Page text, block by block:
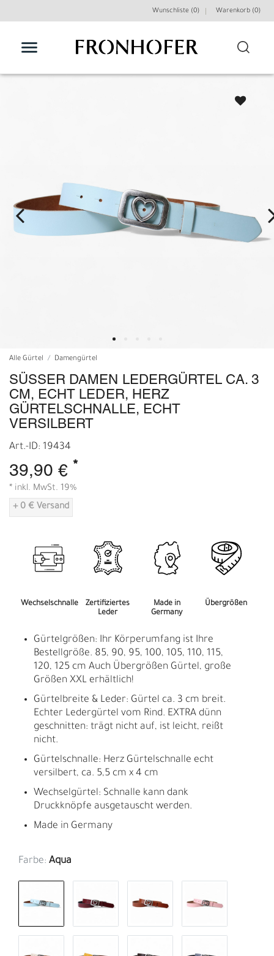
Wunschliste (0) Warenkorb (0)
Alle Gürtel Damengürtel
SÜSSER DAMEN LEDERGÜRTEL CA. 3 C
M, ECHT LEDER, HERZ G
ÜRTELSCHNALLE, ECHT V
ERSILBERT
Art.-ID: 19434
39,90 € *
* inkl. MwSt. 19%
+ 0 € Versand
Wechselschnalle
Zertifiziertes
Leder
Made in
Germany
Übergrößen
Gürtelgrößen: Ihr Körperumfang ist Ihre
Bestellgröße. 85, 90, 95, 100, 105, 110, 115,
120, 125 cm Auch Übergrößen Gürtel, große
Größen XXL erhältlich!
Gürtelbreite & Leder: Gürtel ca. 3 cm breit.
Echter Ledergürtel vom Rind. EXTRA dünn
geschnitten: trägt nicht auf, ist leicht, reißt
nicht.
Gürtelschnalle: Herz Gürtelschnalle echt
versilbert, ca. 5,5 cm x 4 cm
Wechselgürtel: Schnalle kann dank
Druckknöpfe ausgetauscht werden.
Made in Germany
Farbe: Aqua